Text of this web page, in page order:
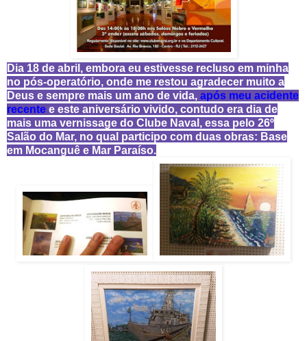
Dia 18 de abril, embora eu estivesse recluso em minha
no pós-operatório, onde me restou agradecer muito a
Deus e sempre mais um ano de vida, após meu acidente
recente e este aniversário vivido, contudo era dia de
mais uma vernissage do Clube Naval, essa pelo 26º
Salão do Mar, no qual participo com duas obras: Base
em Mocanguê e Mar Paraíso.